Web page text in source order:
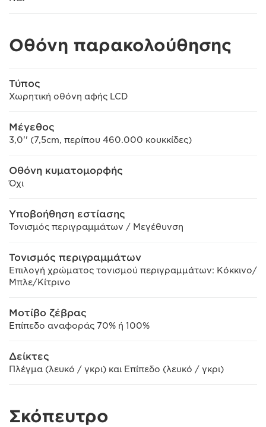
Οθόνη παρακολούθησης
Τύπος
Χωρητική οθόνη αφής LCD
Μέγεθος
3,0'' (7,5cm, περίπου 460.000 κουκκίδες)
Οθόνη κυματομορφής
Όχι
Υποβοήθηση εστίασης
Τονισμός περιγραμμάτων / Μεγέθυνση
Τονισμός περιγραμμάτων
Επιλογή χρώματος τονισμού περιγραμμάτων: Κόκκινο/
Μπλε/Κίτρινο
Μοτίβο ζέβρας
Επίπεδο αναφοράς 70% ή 100%
Δείκτες
Πλέγμα (λευκό / γκρι) και Επίπεδο (λευκό / γκρι)
Σκόπευτρο